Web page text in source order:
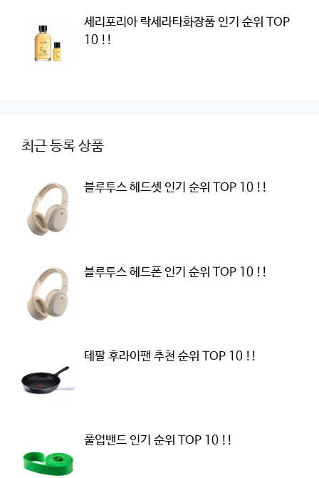
세리포리아 락세라타화장품 인기 순위 TOP
10 !!
최근 등록 상품
블루투스 헤드셋 인기 순위 TOP 10 !!
블루투스 헤드폰 인기 순위 TOP 10 !!
테팔 후라이팬 추천 순위 TOP 10 !!
풀업밴드 인기 순위 TOP 10 !!